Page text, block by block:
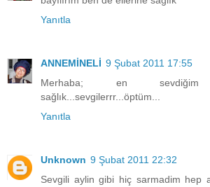
Yanıtla
ANNEMİNELİ 9 Şubat 2011 17:55
Merhaba; en sevdiğim
sağlık...sevgilerrr...öptüm...
Yanıtla
Unknown 9 Şubat 2011 22:32
Sevgili aylin gibi hiç sarmadim hep